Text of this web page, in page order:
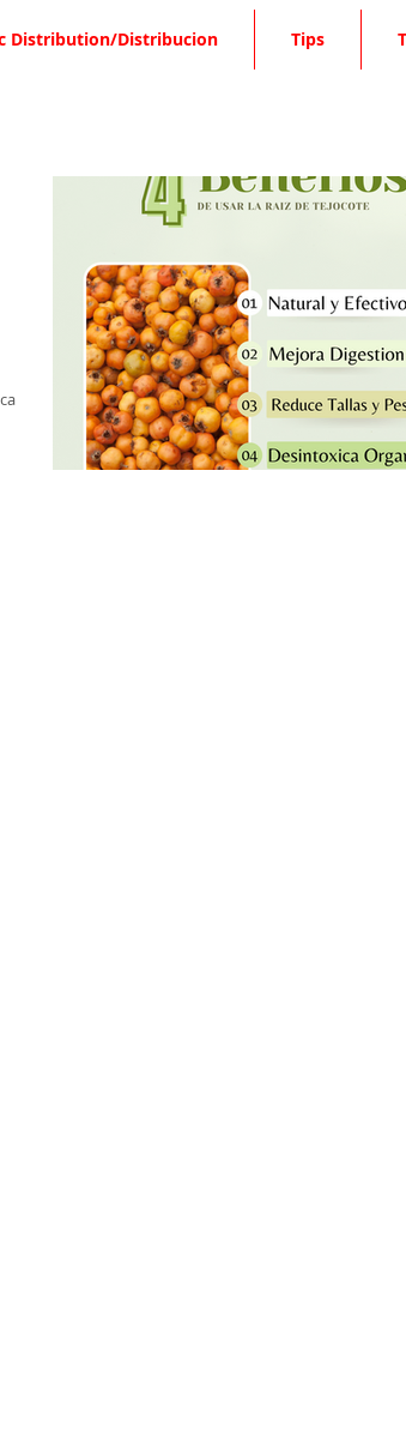
Distribution/Distribucion Tips